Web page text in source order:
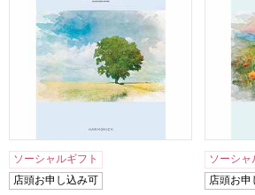
ソーシャルギフト
店頭お申し込み可
ソーシャ
店頭お申